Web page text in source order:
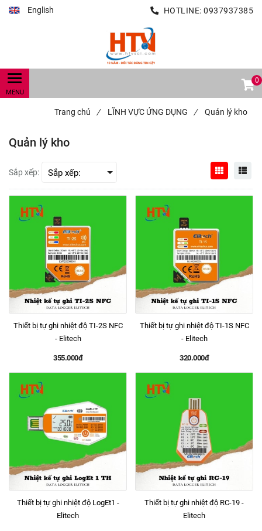
English HOTLINE: 0937937385
0
Trang chủ / LĨNH VỰC ỨNG DỤNG / Quản lý kho
Quản lý kho
Sắp xếp:
Thiết bị tự ghi nhiệt độ TI-2S NFC
- Elitech
355.000đ
Thiết bị tự ghi nhiệt độ TI-1S NFC
- Elitech
320.000đ
Thiết bị tự ghi nhiệt độ LogEt1 -
Elitech
Thiết bị tự ghi nhiệt độ RC-19 -
Elitech